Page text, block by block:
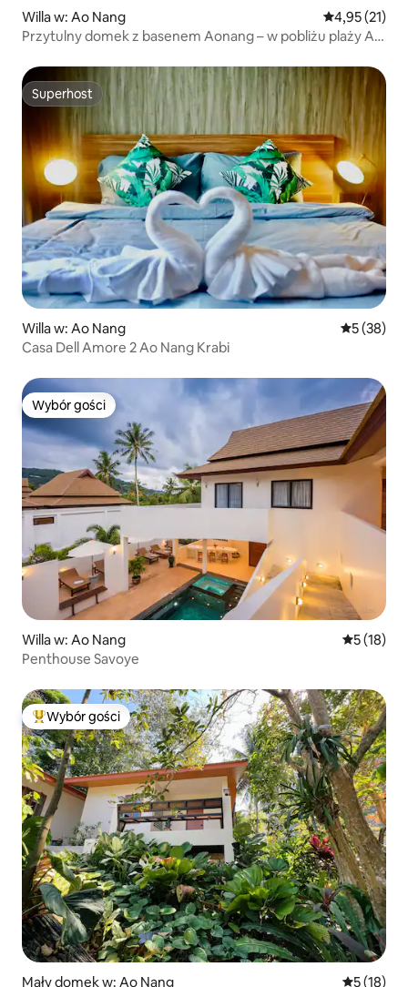
Willa w: Ao Nang Średnia
4,95 (21)
Przytulny domek z basenem Aonang – w pobliżu plaży Ao
Superhost
Superhost
Willa w: Ao Nang Średnia
5 (38)
Casa Dell Amore 2 Ao Nang Krabi
Wybór gości
Wybór gości
Willa w: Ao Nang Średnia
5 (18)
Penthouse Savoye
Najpopularniejsze z kategorii Wybór gości
Wybór gości
Mały domek w: Ao Nang Średnia
5 (18)